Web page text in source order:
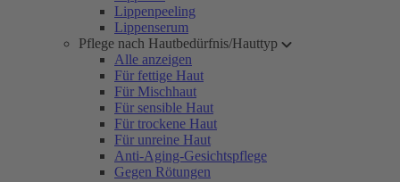
Lippenpeeling
Lippenserum
Pflege nach Hautbedürfnis/Hauttyp
Alle anzeigen
Für fettige Haut
Für Mischhaut
Für sensible Haut
Für trockene Haut
Für unreine Haut
Anti-Aging-Gesichtspflege
Gegen Rötungen